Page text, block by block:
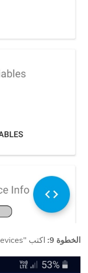
الخطوة 9: اكتب "ADB Devices" في نافذة الأوامر.